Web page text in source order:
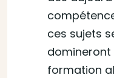
ces sujets
domineront
formation